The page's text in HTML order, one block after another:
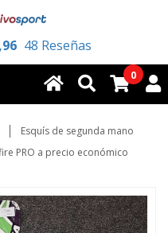
48 Reseñas
0
Esquís de segunda mano
PRO a precio económico